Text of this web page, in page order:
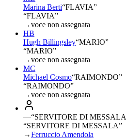
Marina Berti“FLAVIA”
“FLAVIA”
→voce non assegnata
HB
Hugh Billingsley“MARIO”
“MARIO”
→voce non assegnata
MC
Michael Cosmo“RAIMONDO”
“RAIMONDO”
→voce non assegnata
—“SERVITORE DI MESSALA
“SERVITORE DI MESSALA”
→Ferruccio Amendola